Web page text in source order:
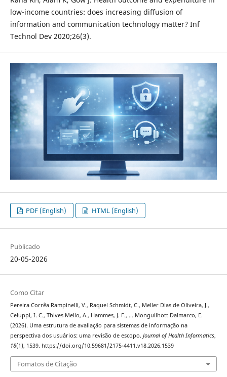
low-income countries: does increasing diffusion of
information and communication technology matter? Inf
Technol Dev 2020;26(3).
PDF (English) HTML (English)
Publicado
20-05-2026
Como Citar
Pereira Corrêa Rampinelli, V., Raquel Schmidt, C., Meller Dias de Oliveira, J.,
Celuppi, I. C., Thives Mello, A., Hammes, J. F., … Monguilhott Dalmarco, E.
(2026). Uma estrutura de avaliação para sistemas de informação na
perspectiva dos usuários: uma revisão de escopo. Journal of Health Informatics,
18(1), 1539. https://doi.org/10.59681/2175-4411.v18.2026.1539
Fomatos de Citação